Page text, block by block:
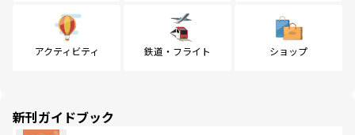
アクティビティ 鉄道・フライト ショップ
新刊ガイドブック